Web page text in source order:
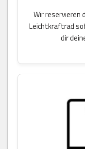
Wir reservieren
Leichtkraftrad
dir